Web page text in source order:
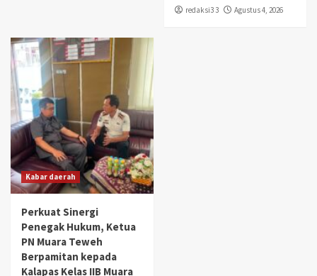
redaksi3 3 Agustus 4, 2026
Kabar daerah
Perkuat Sinergi
Penegak Hukum, Ketua
PN Muara Teweh
Berpamitan kepada
Kalapas Kelas IIB Muara